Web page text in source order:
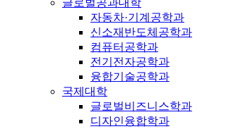
글로벌공과대학
자동차·기계공학과
신소재반도체공학과
컴퓨터공학과
전기전자공학과
융합기술공학과
국제대학
글로벌비즈니스학과
디자인융합학과